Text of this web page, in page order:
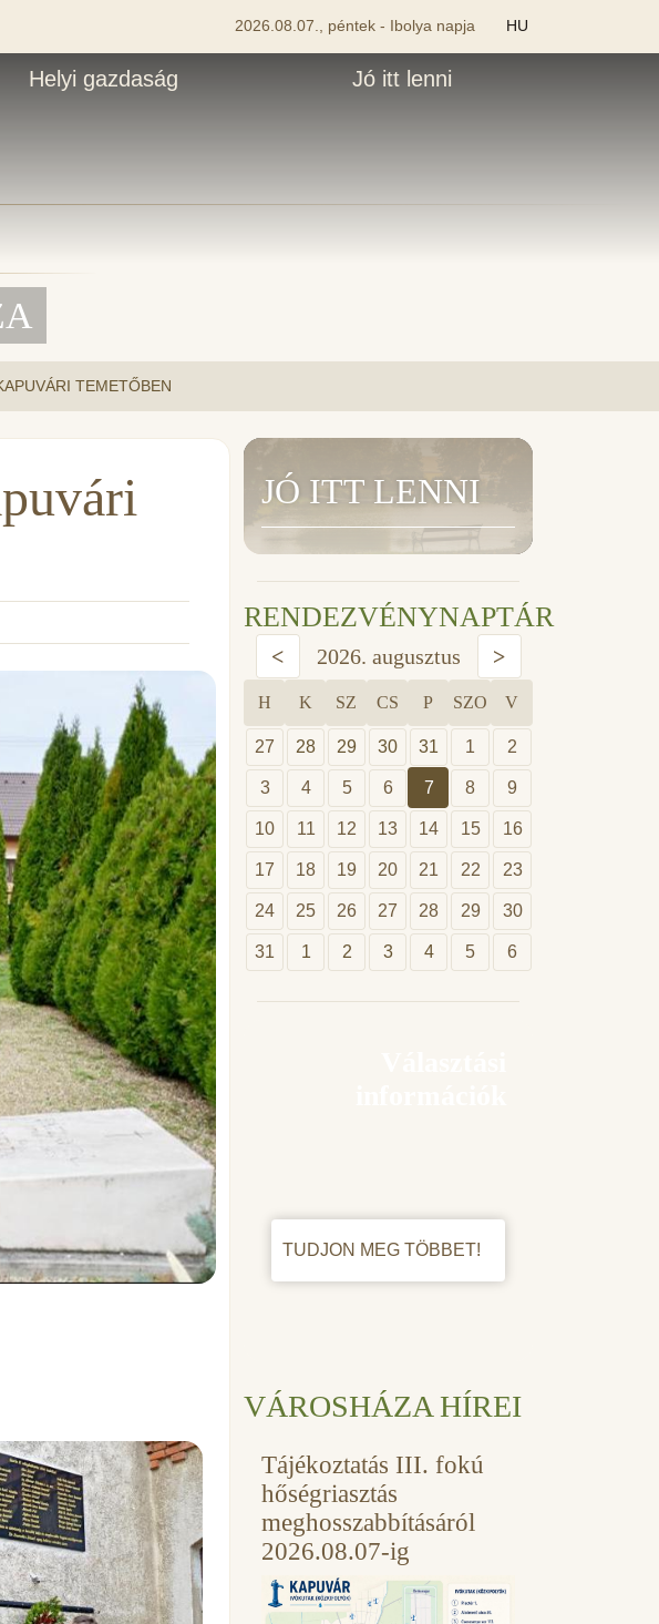
2026.08.07., péntek - Ibolya napja HU
Helyi gazdaság Jó itt lenni
TEMETŐBEN
JÓ ITT LENNI
RENDEZVÉNYNAPTÁR
< 2026. augusztus >
H K SZ CS P SZO V
27 28 29 30 31 1 2
3 4 5 6 7 8 9
10 11 12 13 14 15 16
17 18 19 20 21 22 23
24 25 26 27 28 29 30
31 1 2 3 4 5 6
TUDJON MEG TÖBBET!
VÁROSHÁZA HÍREI
Tájékoztatás III. fokú
hőségriasztás
meghosszabbításáról
2026.08.07-ig